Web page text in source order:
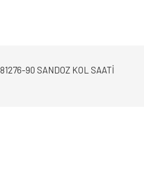
81276-90 SANDOZ KOL SAATİ